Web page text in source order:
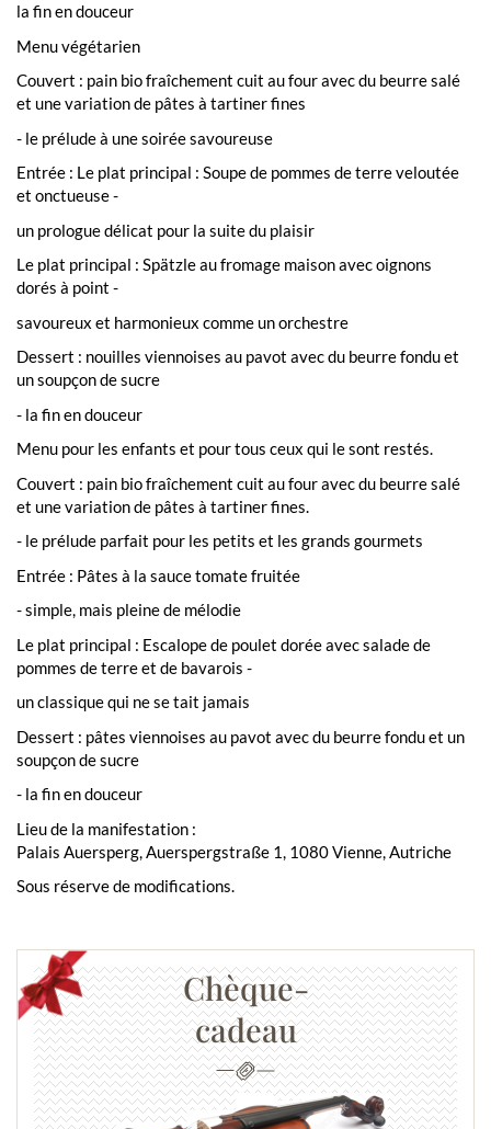
la fin en douceur
Menu végétarien
Couvert : pain bio fraîchement cuit au four avec du beurre salé
et une variation de pâtes à tartiner fines
- le prélude à une soirée savoureuse
Entrée : Le plat principal : Soupe de pommes de terre veloutée
et onctueuse -
un prologue délicat pour la suite du plaisir
Le plat principal : Spätzle au fromage maison avec oignons
dorés à point -
savoureux et harmonieux comme un orchestre
Dessert : nouilles viennoises au pavot avec du beurre fondu et
un soupçon de sucre
- la fin en douceur
Menu pour les enfants et pour tous ceux qui le sont restés.
Couvert : pain bio fraîchement cuit au four avec du beurre salé
et une variation de pâtes à tartiner fines.
- le prélude parfait pour les petits et les grands gourmets
Entrée : Pâtes à la sauce tomate fruitée
- simple, mais pleine de mélodie
Le plat principal : Escalope de poulet dorée avec salade de
pommes de terre et de bavarois -
un classique qui ne se tait jamais
Dessert : pâtes viennoises au pavot avec du beurre fondu et un
soupçon de sucre
- la fin en douceur
Lieu de la manifestation :
Palais Auersperg, Auerspergstraße 1, 1080 Vienne, Autriche
Sous réserve de modifications.
Chèque-
cadeau